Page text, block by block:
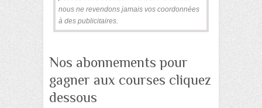
nous ne revendons jamais vos coordonnées
à des publicitaires.
Nos abonnements pour
gagner aux courses cliquez
dessous